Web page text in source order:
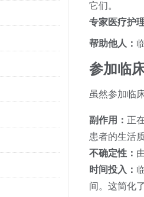
它们。
专家医疗护
帮助他人：
参加临
虽然参加临
副作用： 正
患者的生活
不确定性：
时间投入：
间。这简化